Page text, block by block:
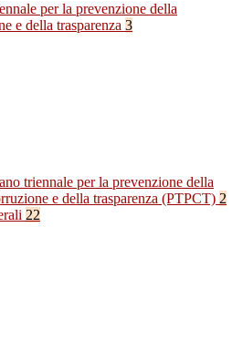
per la prevenzione della
e della trasparenza 3
triennale per la prevenzione della
e della trasparenza (PTPCT) 2
22